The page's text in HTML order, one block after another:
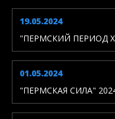
19.05.2024
"ПЕРМСКИЙ ПЕРИОД
01.05.2024
"ПЕРМСКАЯ СИЛА"